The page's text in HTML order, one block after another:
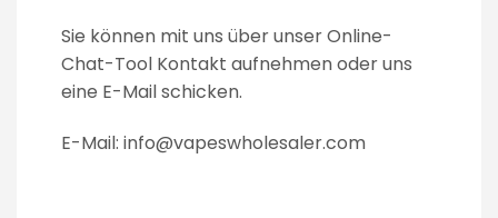
Sie können mit uns über unser Online-
Chat-Tool Kontakt aufnehmen oder uns
eine E-Mail schicken.
E-Mail: info@vapeswholesaler.com